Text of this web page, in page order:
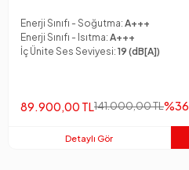
Enerji Sınıfı - Soğutma: A+++
Enerji Sınıfı - Isıtma: A+++
İç Ünite Ses Seviyesi: 19 (dB[A])
89.900,00 TL 141.000,00 TL%36
Detaylı Gör